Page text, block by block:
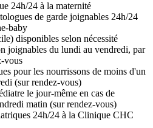
24h/24 à la maternité
de garde joignables 24h/24
baby
disponibles selon nécessité
joignables du lundi au vendredi, par
vous
pour les nourrissons de moins d'un
(sur rendez-vous)
le jour-même en cas de
matin (sur rendez-vous)
24h/24 à la Clinique CHC